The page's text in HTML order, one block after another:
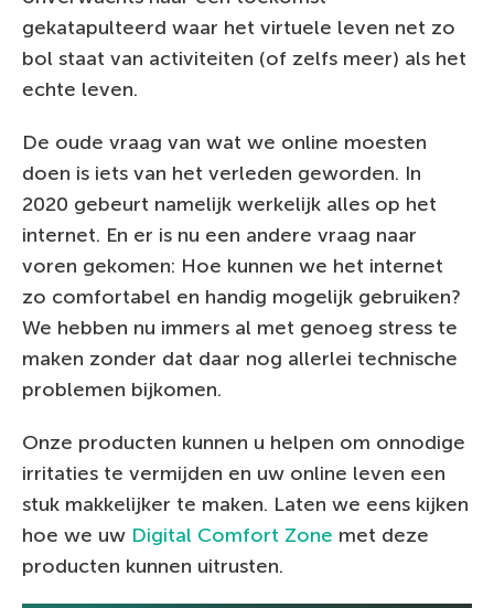
gekatapulteerd waar het virtuele leven net zo
bol staat van activiteiten (of zelfs meer) als het
echte leven.
De oude vraag van wat we online moesten
doen is iets van het verleden geworden. In
2020 gebeurt namelijk werkelijk alles op het
internet. En er is nu een andere vraag naar
voren gekomen: Hoe kunnen we het internet
zo comfortabel en handig mogelijk gebruiken?
We hebben nu immers al met genoeg stress te
maken zonder dat daar nog allerlei technische
problemen bijkomen.
Onze producten kunnen u helpen om onnodige
irritaties te vermijden en uw online leven een
stuk makkelijker te maken. Laten we eens kijken
hoe we uw Digital Comfort Zone met deze
producten kunnen uitrusten.